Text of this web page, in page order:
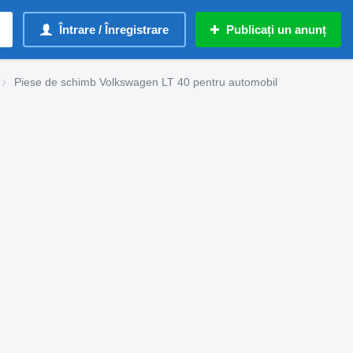
Întrare / Înregistrare Publicați un anunț
Piese de schimb Volkswagen LT 40 pentru automobil